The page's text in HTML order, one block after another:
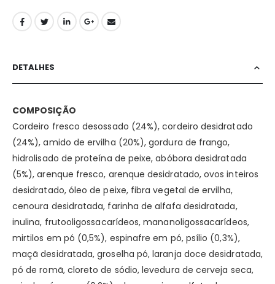
DETALHES
COMPOSIÇÃO
Cordeiro fresco desossado (24%), cordeiro desidratado
(24%), amido de ervilha (20%), gordura de frango,
hidrolisado de proteína de peixe, abóbora desidratada
(5%), arenque fresco, arenque desidratado, ovos inteiros
desidratado, óleo de peixe, fibra vegetal de ervilha,
cenoura desidratada, farinha de alfafa desidratada,
inulina, frutooligossacarídeos, mananoligossacarídeos,
mirtilos em pó (0,5%), espinafre em pó, psílio (0,3%),
maçã desidratada, groselha pó, laranja doce desidratada,
pó de romã, cloreto de sódio, levedura de cerveja seca,